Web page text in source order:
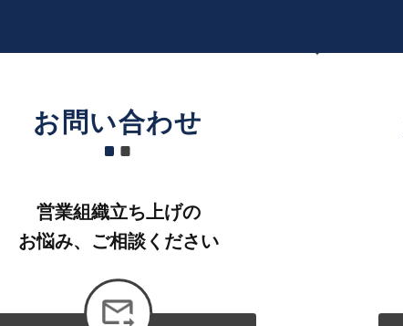
お問い合わせ
営業組織立ち上げの
お悩み、ご相談ください